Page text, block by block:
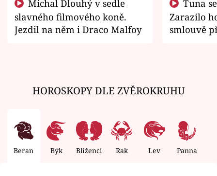
slavného filmového koně.
Jezdil na něm i Draco Malfoy
Zarazilo
smlouvě
HOROSKOPY DLE ZVĚROKRUHU
Beran Býk Blíženci Rak Lev Panna